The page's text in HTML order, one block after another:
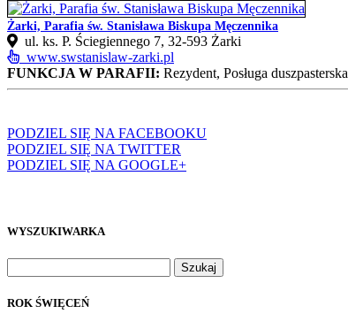
Żarki, Parafia św. Stanisława Biskupa Męczennika
ul. ks. P. Ściegiennego 7, 32‑593 Żarki
www.swstanislaw-zarki.pl
FUNKCJA W PARAFII: Rezydent, Posługa duszpasterska
PODZIEL SIĘ NA FACEBOOKU
PODZIEL SIĘ NA TWITTER
PODZIEL SIĘ NA GOOGLE+
WYSZUKIWARKA
ROK ŚWIĘCEŃ